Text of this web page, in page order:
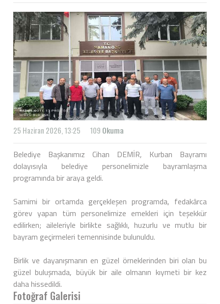
25 Haziran 2026, 13:25 109 Okuma
Belediye Başkanımız Cihan DEMİR, Kurban Bayramı
dolayısıyla belediye personelimizle bayramlaşma
programında bir araya geldi.
Samimi bir ortamda gerçekleşen programda, fedakârca
görev yapan tüm personelimize emekleri için teşekkür
edilirken; aileleriyle birlikte sağlıklı, huzurlu ve mutlu bir
bayram geçirmeleri temennisinde bulunuldu.
Birlik ve dayanışmanın en güzel örneklerinden biri olan bu
güzel buluşmada, büyük bir aile olmanın kıymeti bir kez
daha hissedildi.
Fotoğraf Galerisi